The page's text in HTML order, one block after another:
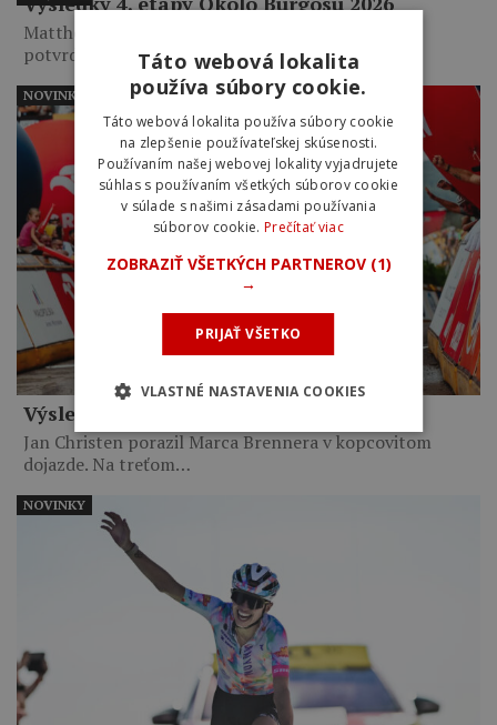
Matthew Brennan vyhral v hromadnom šprinte a
potvrdil rolu najlepšieho…
Výsledky 5. etapy Okolo Poľska 2026
Jan Christen porazil Marca Brennera v kopcovitom
dojazde. Na treťom…
NOVINKY
NOVINKY
Táto webová lokalita
používa súbory cookie.
Táto webová lokalita používa súbory cookie
na zlepšenie používateľskej skúsenosti.
Používaním našej webovej lokality vyjadrujete
súhlas s používaním všetkých súborov cookie
v súlade s našimi zásadami používania
súborov cookie. Prečítať viac
ZOBRAZIŤ VŠETKÝCH PARTNEROV (1)
→
PRIJAŤ VŠETKO
VLASTNÉ NASTAVENIA COOKIES